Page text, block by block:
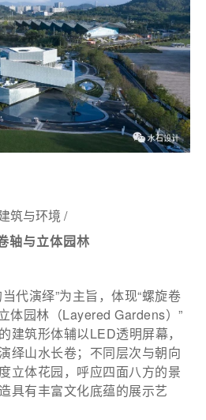
筑与环境 /
轴与立体园林
代演绎”为主旨，体现“螺旋卷
体园林（Layered Gardens）”
建筑形体辅以LED透明屏幕，
绎山水长卷；不同层次与朝向
立体花园，呼应四面八方的景
具有丰富文化底蕴的展示艺